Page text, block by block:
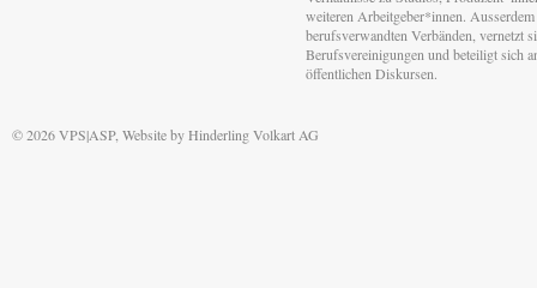
weiteren Arbeitgeber*innen.
berufsverwandten Verbänden, vernetzt
Berufsvereinigungen und beteiligt sich
öffentlichen Diskursen.
© 2026 VPS|ASP, Website byHinderling Volkart AG